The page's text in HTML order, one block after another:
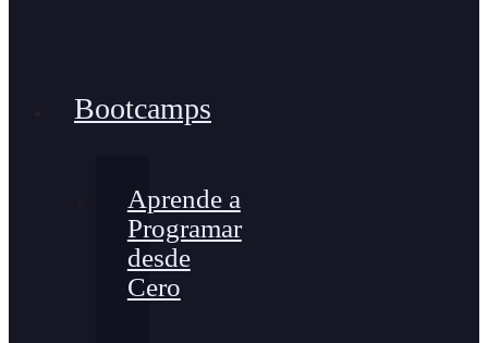
Bootcamps
Aprende a
Programar
desde
Cero